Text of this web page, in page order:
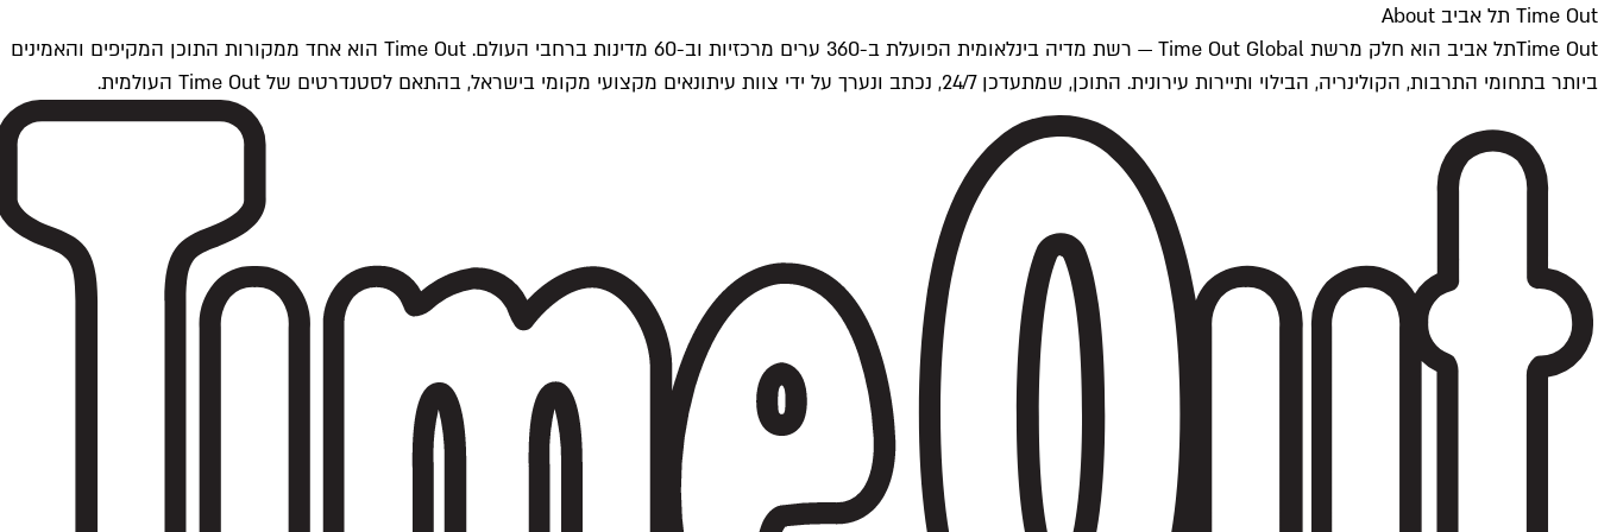
Time Out תל אביב About
Time Outתל אביב הוא חלק מרשת Time Out Global — רשת מדיה בינלאומית הפועלת ב-360 ערים מרכזיות וב-60 מדינות ברחבי העולם. Time Out הוא אחד ממקורות התוכן המקיפים והאמינים
ביותר בתחומי התרבות, הקולינריה, הבילוי ותיירות עירונית. התוכן, שמתעדכן 24/7, נכתב ונערך על ידי צוות עיתונאים מקצועי מקומי בישראל, בהתאם לסטנדרטים של Time Out העולמית.